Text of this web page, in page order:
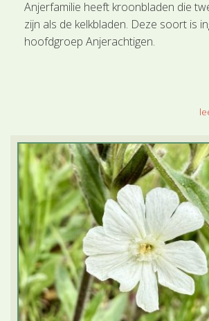
Anjerfamilie heeft kroonbladen die
zijn als de kelkbladen. Deze soort is
hoofdgroep Anjerachtigen.